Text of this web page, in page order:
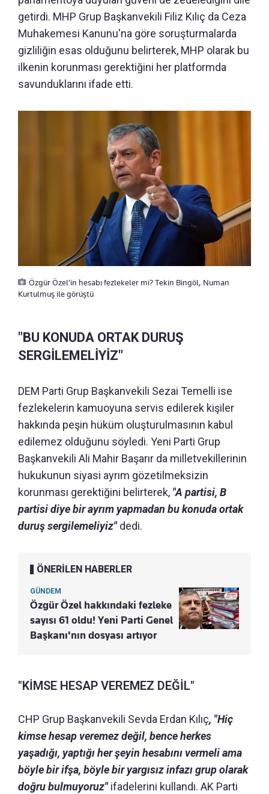
getirdi. MHP Grup Başkanvekili Filiz Kılıç da Ceza
Muhakemesi Kanunu'na göre soruşturmalarda
gizliliğin esas olduğunu belirterek, MHP olarak bu
ilkenin korunması gerektiğini her platformda
savunduklarını ifade etti.
Özgür Özel’in hesabı fezlekeler mi? Tekin Bingöl, Numan
Kurtulmuş ile görüştü
"BU KONUDA ORTAK DURUŞ
SERGİLEMELİYİZ"
DEM Parti Grup Başkanvekili Sezai Temelli ise
fezlekelerin kamuoyuna servis edilerek kişiler
hakkında peşin hüküm oluşturulmasının kabul
edilemez olduğunu söyledi. Yeni Parti Grup
Başkanvekili Ali Mahir Başarır da milletvekillerinin
hukukunun siyasi ayrım gözetilmeksizin
korunması gerektiğini belirterek, "A partisi, B
partisi diye bir ayrım yapmadan bu konuda ortak
duruş sergilemeliyiz"dedi.
ÖNERİLEN HABERLER
GÜNDEM
Özgür Özel hakkındaki fezleke
sayısı 61 oldu! Yeni Parti Genel
Başkanı'nın dosyası artıyor
"KİMSE HESAP VEREMEZ DEĞİL"
CHP Grup Başkanvekili Sevda Erdan Kılıç, "Hiç
kimse hesap veremez değil, bence herkes
yaşadığı, yaptığı her şeyin hesabını vermeli ama
böyle bir ifşa, böyle bir yargısız infazı grup olarak
doğru bulmuyoruz"ifadelerini kullandı. AK Parti